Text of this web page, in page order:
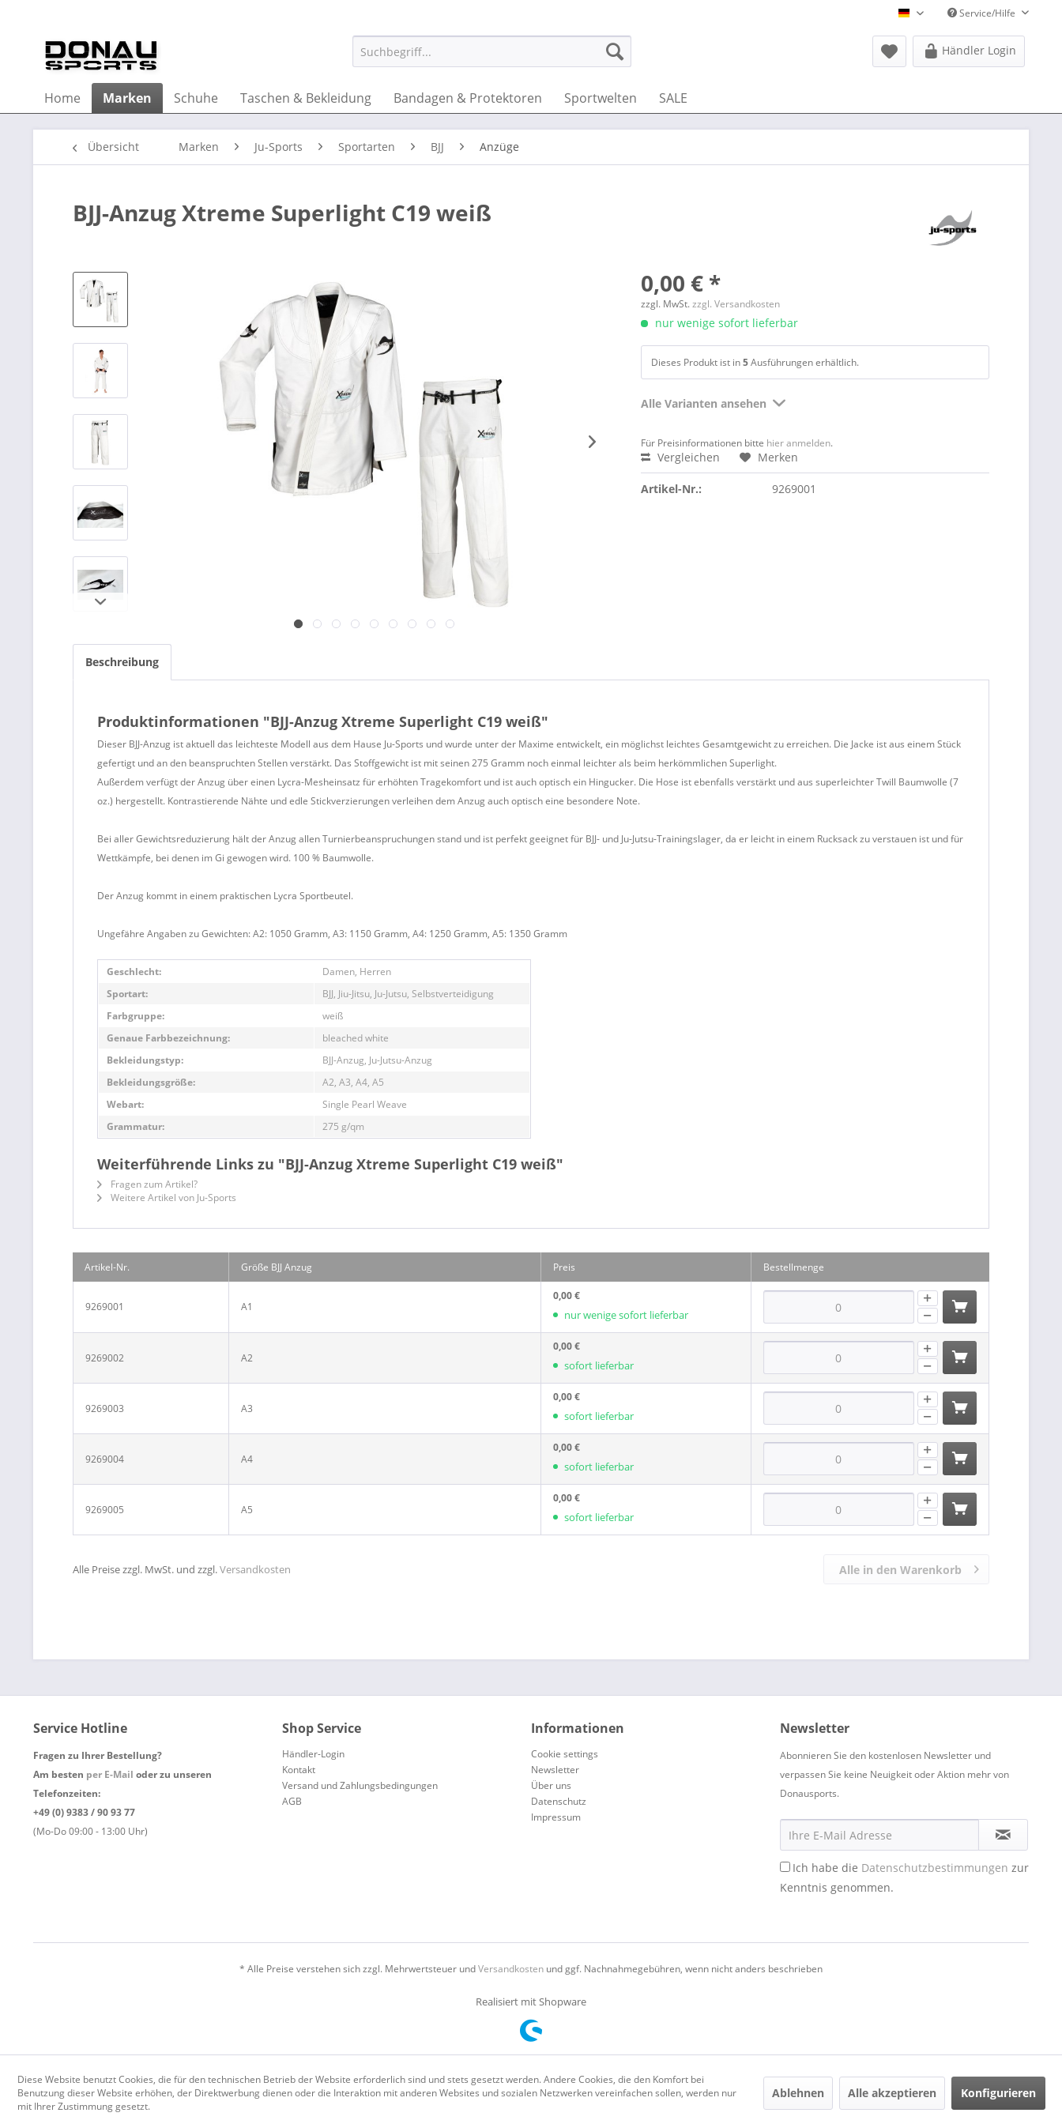
Donausports Deutsch
Service/Hilfe
Händler Login
Home Marken Schuhe Taschen & Bekleidung Bandagen & Protektoren Sportwelten SALE
Übersicht Marken Ju-Sports Sportarten BJJ Anzüge
BJJ-Anzug Xtreme Superlight C19 weiß
0,00 € *
zzgl. MwSt.zzgl. Versandkosten
nur wenige sofort lieferbar
Dieses Produkt ist in5Ausführungen erhältlich.
Alle Varianten ansehen
Für Preisinformationen bitte hier anmelden.
Vergleichen Merken
Artikel-Nr.: 9269001
Beschreibung
Produktinformationen "BJJ-Anzug Xtreme Superlight C19 weiß"
Dieser BJJ-Anzug ist aktuell das leichteste Modell aus dem Hause Ju-Sports und wurde unter der Maxime entwickelt, ein möglichst leichtes Gesamtgewicht zu erreichen. Die Jacke ist aus einem Stück
gefertigt und an den beanspruchten Stellen verstärkt. Das Stoffgewicht ist mit seinen 275 Gramm noch einmal leichter als beim herkömmlichen Superlight.
Außerdem verfügt der Anzug über einen Lycra-Mesheinsatz für erhöhten Tragekomfort und ist auch optisch ein Hingucker. Die Hose ist ebenfalls verstärkt und aus superleichter Twill Baumwolle (7
oz.) hergestellt. Kontrastierende Nähte und edle Stickverzierungen verleihen dem Anzug auch optisch eine besondere Note.
Bei aller Gewichtsreduzierung hält der Anzug allen Turnierbeanspruchungen stand und ist perfekt geeignet für BJJ- und Ju-Jutsu-Trainingslager, da er leicht in einem Rucksack zu verstauen ist und für
Wettkämpfe, bei denen im Gi gewogen wird. 100 % Baumwolle.
Der Anzug kommt in einem praktischen Lycra Sportbeutel.
Ungefähre Angaben zu Gewichten: A2: 1050 Gramm, A3: 1150 Gramm, A4: 1250 Gramm, A5: 1350 Gramm
Geschlecht:
Damen, Herren
Sportart:
BJJ, Jiu-Jitsu, Ju-Jutsu, Selbstverteidigung
Farbgruppe:
weiß
Genaue Farbbezeichnung:
bleached white
Bekleidungstyp:
BJJ-Anzug, Ju-Jutsu-Anzug
Bekleidungsgröße:
A2, A3, A4, A5
Webart:
Single Pearl Weave
Grammatur:
275 g/qm
Weiterführende Links zu "BJJ-Anzug Xtreme Superlight C19 weiß"
Fragen zum Artikel?
Weitere Artikel von Ju-Sports
Artikel-Nr. Größe BJJ Anzug Preis Bestellmenge
9269001 A1
0,00 €
nur wenige sofort lieferbar
9269002 A2
0,00 €
sofort lieferbar
9269003 A3
0,00 €
sofort lieferbar
9269004 A4
0,00 €
sofort lieferbar
9269005 A5
0,00 €
sofort lieferbar
Alle Preise zzgl. MwSt. und zzgl.Versandkosten Alle in den Warenkorb
Service Hotline
Fragen zu Ihrer Bestellung?
Am besten per E-Mail oder zu unseren
Telefonzeiten:
+49 (0) 9383 / 90 93 77
(Mo-Do 09:00 - 13:00 Uhr)
Shop Service
Händler-Login
Kontakt
Versand und Zahlungsbedingungen
AGB
Informationen
Cookie settings
Newsletter
Über uns
Datenschutz
Impressum
Newsletter
Abonnieren Sie den kostenlosen Newsletter und
verpassen Sie keine Neuigkeit oder Aktion mehr von
Donausports.
Ich habe die Datenschutzbestimmungen zur
Kenntnis genommen.
* Alle Preise verstehen sich zzgl. Mehrwertsteuer undVersandkosten und ggf. Nachnahmegebühren, wenn nicht anders beschrieben
Realisiert mit Shopware
Diese Website benutzt Cookies, die für den technischen Betrieb der Website erforderlich sind und stets gesetzt werden. Andere Cookies, die den Komfort bei
Benutzung dieser Website erhöhen, der Direktwerbung dienen oder die Interaktion mit anderen Websites und sozialen Netzwerken vereinfachen sollen, werden nur
mit Ihrer Zustimmung gesetzt.
Ablehnen Alle akzeptieren Konfigurieren